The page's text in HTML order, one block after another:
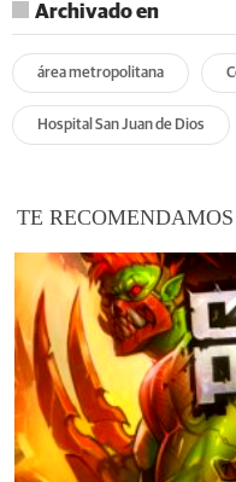
Archivado en
área metropolitana
Hospital San Juan de Dios
TE RECOMENDAMOS